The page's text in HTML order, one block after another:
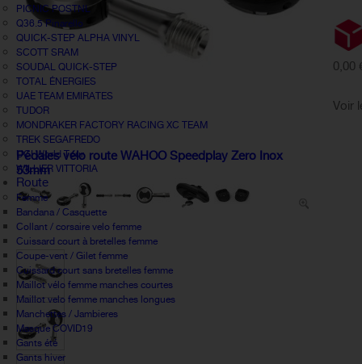
PICNIC POSTNL
Q36.5 Pinarello
QUICK-STEP ALPHA VINYL
SCOTT SRAM
SOUDAL QUICK-STEP
TOTAL ÉNERGIES
UAE TEAM EMIRATES
TUDOR
MONDRAKER FACTORY RACING XC TEAM
TREK SEGAFREDO
UCI World Tour
WILLIER VITTORIA
Route
Femme
Bandana / Casquette
Collant / corsaire velo femme
Cuissard court à bretelles femme
Coupe-vent / Gilet femme
Cuissard court sans bretelles femme
Maillot vélo femme manches courtes
Maillot velo femme manches longues
Manchettes / Jambieres
Masque COVID19
Gants été
Gants hiver
Pédales vélo route WAHOO Speedplay Zero Inox
53mm
0,00
Voir